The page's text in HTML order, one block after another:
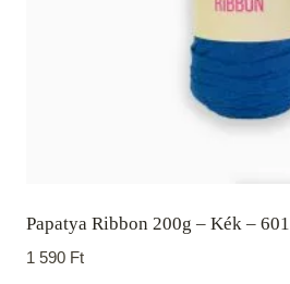
Papatya Ribbon 200g – Kék – 601
1 590 Ft